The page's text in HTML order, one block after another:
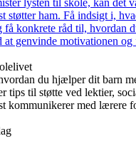
støtter ham. Få indsigt i,
få konkrete råd til, hvordan
at genvinde motivationen og
du hjælper dit barn
tips til støtte ved lektier,
kommunikerer med lærere